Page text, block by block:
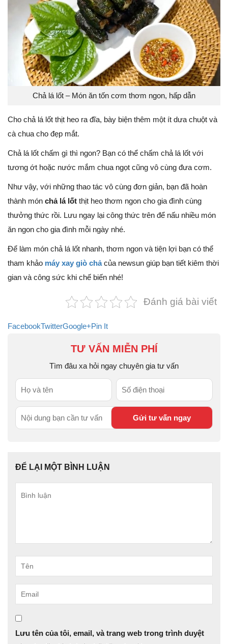
Chả lá lốt – Món ăn tốn cơm thơm ngon, hấp dẫn
Cho chả lá lốt thịt heo ra đĩa, bày biện thêm một ít dưa chuột và
cà chua cho đẹp mắt.
Chả lá lốt chấm gì thì ngon? Bạn có thể chấm chả lá lốt với
tương ớt hoặc nước mắm chua ngọt cũng vô cùng đưa cơm.
Như vậy, với những thao tác vô cùng đơn giản, bạn đã hoàn
thành món chả lá lốt thịt heo thơm ngon cho gia đình cùng
thưởng thức rồi. Lưu ngay lại công thức trên để nấu nhiều món
ăn ngon cho gia đình mỗi ngày nhé.
Để làm món chả lá lốt nhanh, thơm ngon và tiện lợi bạn có thể
tham khảo máy xay giò chảcủa newsun giúp bạn tiết kiêm thời
gian và công sức khi chế biến nhé!
Đánh giá bài viết
FacebookTwitterGoogle+Pin It
TƯ VẤN MIỄN PHÍ
Tìm đâu xa hỏi ngay chuyên gia tư vấn
ĐỂ LẠI MỘT BÌNH LUẬN
Tên
Email
Lưu tên của tôi, email, và trang web trong trình duyệt